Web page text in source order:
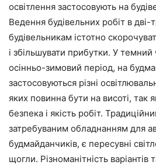
освітлення застосовують на
Ведення будівельних робіт в дві-
будівельникам істотно
і збільшувати прибутки. У
осінньо-зимовий період, на
застосовуються різні
яких повинна бути на висоті, так
безпека і якість робіт.
затребуваним обладнанням для
будмайданчиків, є пересувні
щогли. Різноманітність варіантів